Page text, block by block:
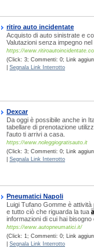
ritiro auto incidentate
Acquisto di auto sinistrate e
Valutazioni senza impegno
https://
(Click: 3; Commenti: 0; Link
Segnala Link Interrotto
Dexcar
Da oggi è possibile anche in
tabellare di prenotazione
l'auto ti arrivi a casa.
https://www.noleggiogratisauto.it
(Click: 3; Commenti: 0; Link
Segnala Link Interrotto
Pneumatici Napoli
Luigi Tufano Gomme è
e tutto ciò che riguarda la tua
informazioni di cui hai bisogno
https://www.autopneumatici.it/
(Click: 1; Commenti: 0; Link
Segnala Link Interrotto